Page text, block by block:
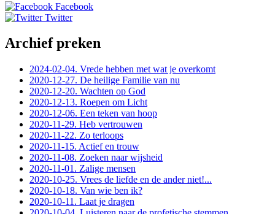
Facebook
Twitter
Archief preken
2024-02-04. Vrede hebben met wat je overkomt
2020-12-27. De heilige Familie van nu
2020-12-20. Wachten op God
2020-12-13. Roepen om Licht
2020-12-06. Een teken van hoop
2020-11-29. Heb vertrouwen
2020-11-22. Zo terloops
2020-11-15. Actief en trouw
2020-11-08. Zoeken naar wijsheid
2020-11-01. Zalige mensen
2020-10-25. Vrees de liefde en de ander niet!...
2020-10-18. Van wie ben ik?
2020-10-11. Laat je dragen